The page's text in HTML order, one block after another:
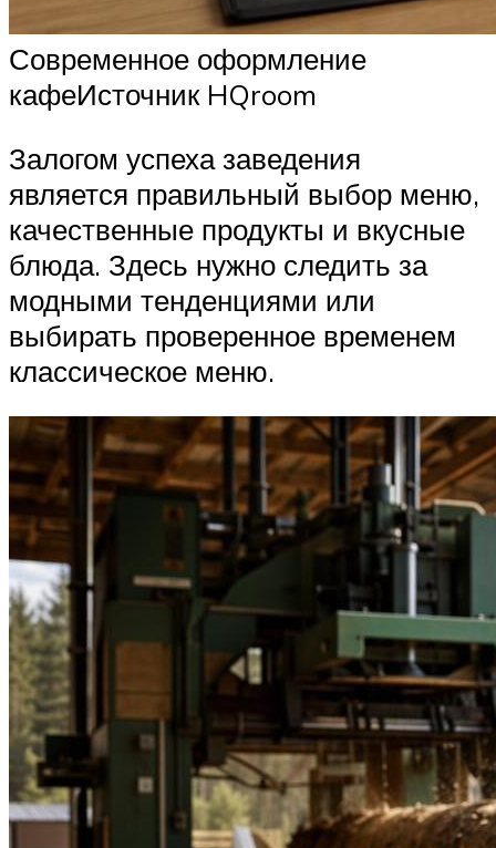
Современное оформление
кафеИсточник HQroom
Залогом успеха заведения
является правильный выбор меню,
качественные продукты и вкусные
блюда. Здесь нужно следить за
модными тенденциями или
выбирать проверенное временем
классическое меню.